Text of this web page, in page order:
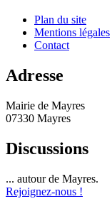
Plan du site
Mentions légales
Contact
Adresse
Mairie de Mayres
07330 Mayres
Discussions
... autour de Mayres.
Rejoignez-nous !